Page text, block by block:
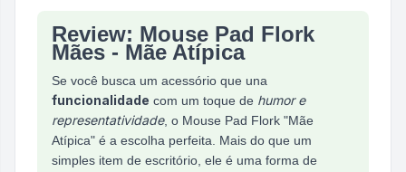
Análise do produtoMouse Pad Flork Mães - Mãe
Review: Mouse Pad Flork
Mães - Mãe Atípica
Se você busca um acessório que una
funcionalidade com um toque de humor e
representatividade, o Mouse Pad Flork "Mãe
Atípica" é a escolha perfeita. Mais do que um
simples item de escritório, ele é uma forma de